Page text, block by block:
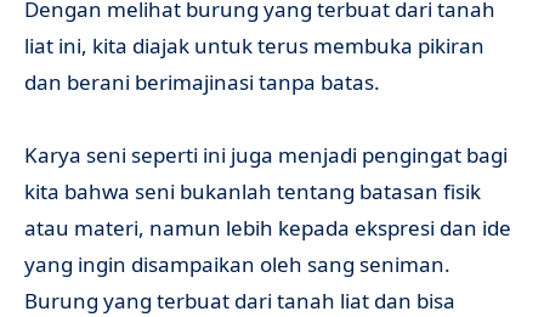
Dengan melihat burung yang terbuat dari tanah
liat ini, kita diajak untuk terus membuka pikiran
dan berani berimajinasi tanpa batas.
Karya seni seperti ini juga menjadi pengingat bagi
kita bahwa seni bukanlah tentang batasan fisik
atau materi, namun lebih kepada ekspresi dan ide
yang ingin disampaikan oleh sang seniman.
Burung yang terbuat dari tanah liat dan bisa